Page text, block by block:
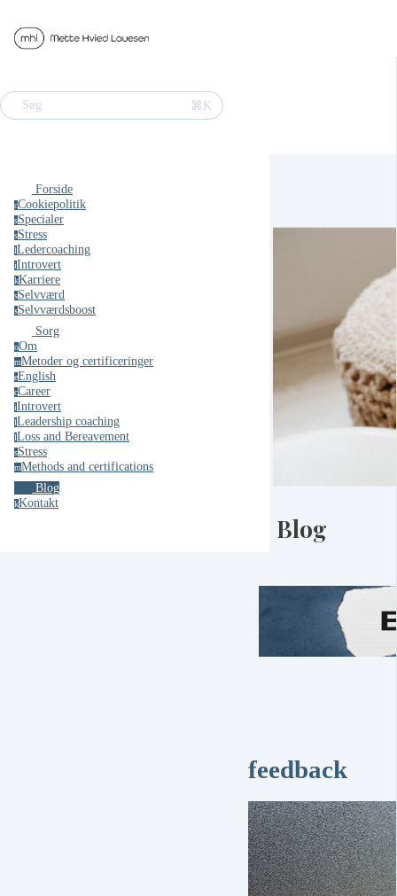
Søg ⌘K
Forside
cCookiepolitik
sSpecialer
sStress
lLedercoaching
iIntrovert
kKarriere
sSelvværd
sSelvværdsboost
Sorg
oOm
mMetoder og certificeringer
eEnglish
cCareer
iIntrovert
lLeadership coaching
lLoss and Bereavement
sStress
mMethods and certifications
Blog
kKontakt
Blog
feedback